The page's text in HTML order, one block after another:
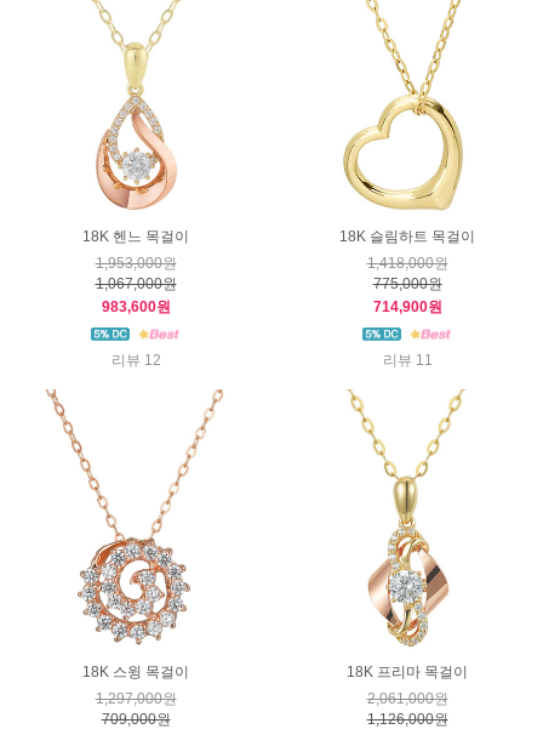
18K 헨느 목걸이
1,953,000원
1,067,000원
983,600원
리뷰 12
18K 슬림하트 목걸이
1,418,000원
775,000원
714,900원
리뷰 11
18K 스윙 목걸이
1,297,000원
709,000원
18K 프리마 목걸이
2,061,000원
1,126,000원